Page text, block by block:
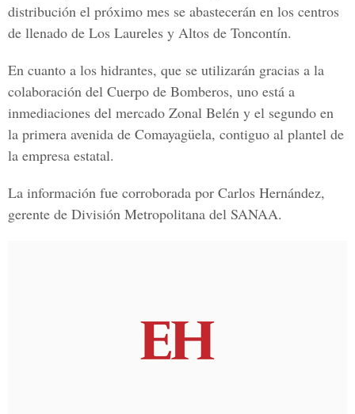
distribución el próximo mes se abastecerán en los centros
de llenado de Los Laureles y Altos de Toncontín.
En cuanto a los hidrantes, que se utilizarán gracias a la
colaboración del Cuerpo de Bomberos, uno está a
inmediaciones del mercado Zonal Belén y el segundo en
la primera avenida de Comayagüela, contiguo al plantel de
la empresa estatal.
La información fue corroborada por Carlos Hernández,
gerente de División Metropolitana del SANAA.